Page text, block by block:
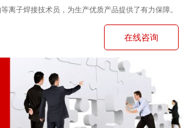
离子焊接技术员，为生产优质产品提供了有力保障。
在线咨询